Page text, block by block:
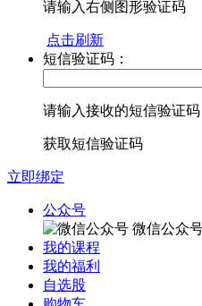
请输入右侧图形验证码
点击刷新
短信验证码：
请输入接收的短信验证码
获取短信验证码
立即绑定
公众号
微信公众
我的课程
我的福利
自选股